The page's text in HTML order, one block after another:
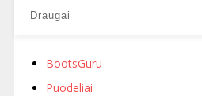
Draugai
BootsGuru
Puodeliai